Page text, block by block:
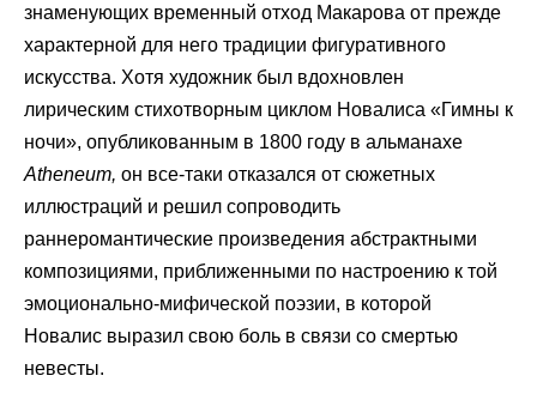
знаменующих временный отход Макарова от прежде
характерной для него традиции фигуративного
искусства. Хотя художник был вдохновлен
лирическим стихотворным циклом Новалиса «Гимны к
ночи», опубликованным в 1800 году в альманахе
Atheneum, он все-таки отказался от сюжетных
иллюстраций и решил сопроводить
раннеромантические произведения абстрактными
композициями, приближенными по настроению к той
эмоционально-мифической поэзии, в которой
Новалис выразил свою боль в связи со смертью
невесты.